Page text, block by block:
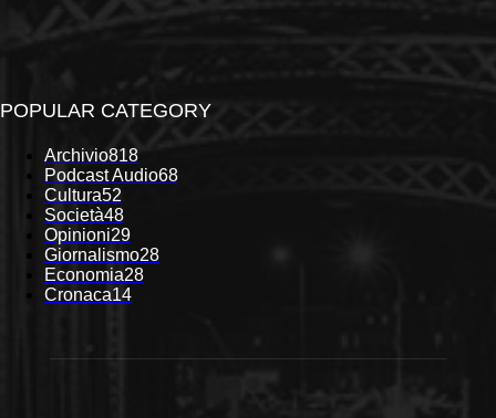
POPULAR CATEGORY
Archivio818
Podcast Audio68
Cultura52
Società48
Opinioni29
Giornalismo28
Economia28
Cronaca14